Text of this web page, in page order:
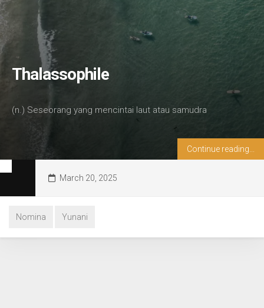
Thalassophile
(n.) Seseorang yang mencintai laut atau samudra
Continue reading...
March 20, 2025
Nomina Yunani